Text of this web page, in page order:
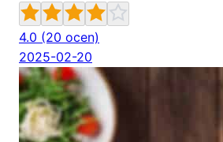
4.0 (20 ocen)
2025-02-20